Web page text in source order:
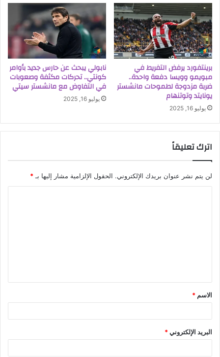
برينتفورد يرفض التفريط في
مبويمو وويسا دفعة واحدة..
ضربة مزدوجة لطموحات مانشستر
يونايتد وتوتنهام
يوليو 16, 2025
نابولي يبحث عن حارس جديد بأوامر
كونتي.. تحركات مكثفة وصعوبات
في التفاوض مع مانشستر سيتي
يوليو 16, 2025
اترك تعليقاً
لن يتم نشر عنوان بريدك الإلكتروني. الحقول الإلزامية مشار إليها بـ *
ق
*
الاسم *
البريد الإلكتروني*